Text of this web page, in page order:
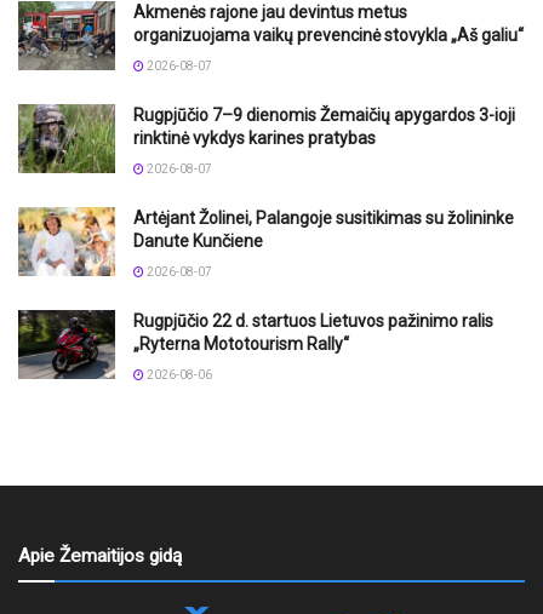
Akmenės rajone jau devintus metus
organizuojama vaikų prevencinė stovykla „Aš galiu“
2026-08-07
Rugpjūčio 7–9 dienomis Žemaičių apygardos 3-ioji
rinktinė vykdys karines pratybas
2026-08-07
Artėjant Žolinei, Palangoje susitikimas su žolininke
Danute Kunčiene
2026-08-07
Rugpjūčio 22 d. startuos Lietuvos pažinimo ralis
„Ryterna Mototourism Rally“
2026-08-06
Apie Žemaitijos gidą